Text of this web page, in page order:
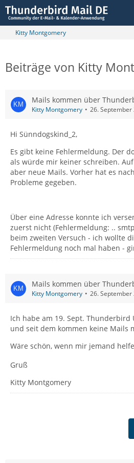
Kitty Montgomery
Beiträge von Kitty
Mails kommen über
Kitty Montgomery 26.
Hi Sünndogskind_2,
Es gibt keine Fehlermeldung. Der
als würde mir keiner schreiben.
aber neue Mails. Vorher hat es
Probleme gegeben.
Über eine Adresse konnte ich
zuerst nicht (Fehlermeldung: ..
beim zweiten Versuch - ich wollte
Fehlermeldung noch mal haben -
Mails kommen über
Kitty Montgomery 26.
Ich habe am 19. Sept.
und seit dem kommen keine Mails
Wäre schön, wenn mir jemand
Gruß
Kitty Montgomery